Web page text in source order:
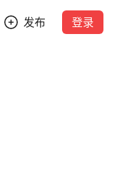
发布 登录